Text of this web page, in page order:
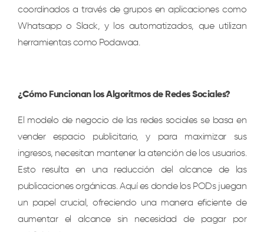
coordinados a través de grupos en aplicaciones como
Whatsapp o Slack, y los automatizados, que utilizan
herramientas como Podawaa.
¿Cómo Funcionan los Algoritmos de Redes Sociales?
El modelo de negocio de las redes sociales se basa en
vender espacio publicitario, y para maximizar sus
ingresos, necesitan mantener la atención de los usuarios.
Esto resulta en una reducción del alcance de las
publicaciones orgánicas. Aquí es donde los PODs juegan
un papel crucial, ofreciendo una manera eficiente de
aumentar el alcance sin necesidad de pagar por